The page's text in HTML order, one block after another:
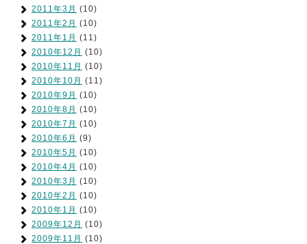
2011年3月 (10)
2011年2月 (10)
2011年1月 (11)
2010年12月 (10)
2010年11月 (10)
2010年10月 (11)
2010年9月 (10)
2010年8月 (10)
2010年7月 (10)
2010年6月 (9)
2010年5月 (10)
2010年4月 (10)
2010年3月 (10)
2010年2月 (10)
2010年1月 (10)
2009年12月 (10)
2009年11月 (10)